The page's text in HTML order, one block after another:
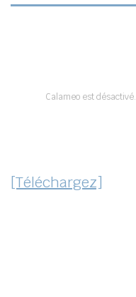
Calameo est désactivé.
[Téléchargez]